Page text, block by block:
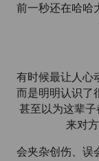
前一秒还在哈哈
有时候最让人心
而是明明认识了
甚至以为这辈
来对
会夹杂创伤、误